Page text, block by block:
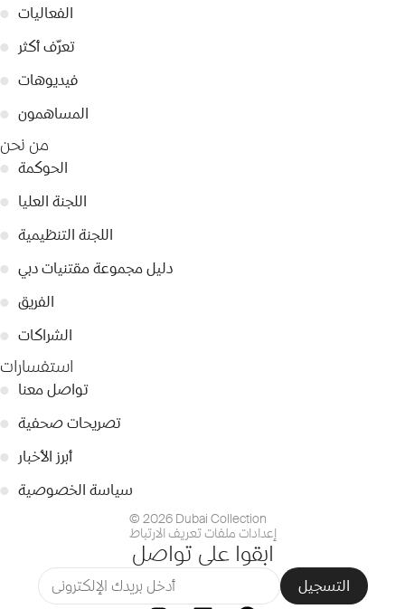
● الفعاليات
●
تعرّف أكثر
● فيديوهات
● المساهمون
من نحن
● الحوكمة
● اللجنة العليا
● اللجنة التنظيمية
● دليل مجموعة مقتنيات دبي
● الفريق
● الشراكات
استفسارات
● تواصل معنا
● تصريحات صحفية
●
أبرز الأخبار
● سياسة الخصوصية
© 2026 Dubai Collection
إعدادات ملفات تعريف الارتباط
ابقوا على تواصل
التسجيل